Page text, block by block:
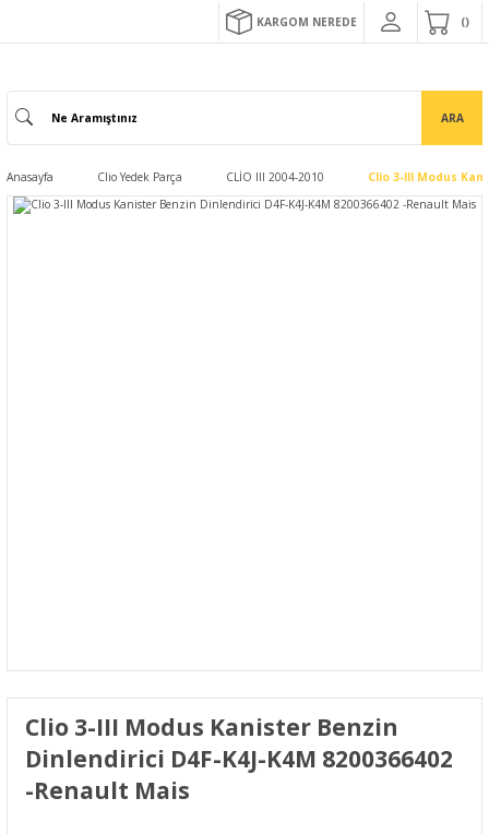
KARGOM NEREDE
ARA
Anasayfa Clio Yedek Parça CLİO III 2004-2010 Clio 3-III Modus
Clio 3-III Modus Kanister Benzin
Dinlendirici D4F-K4J-K4M 8200366402
-Renault Mais